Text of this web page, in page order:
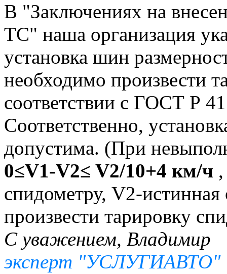
В "Заключениях на
ТС" наша организация
установка шин
необходимо произвести
соответствии с ГОСТ Р
Соответственно,
допустима. (При
0≤V1-V2≤ V2/10+4 км/ч
спидометру, V2-
произвести тарировку
С уважением, Владимир
эксперт "УСЛУГИАВТО"